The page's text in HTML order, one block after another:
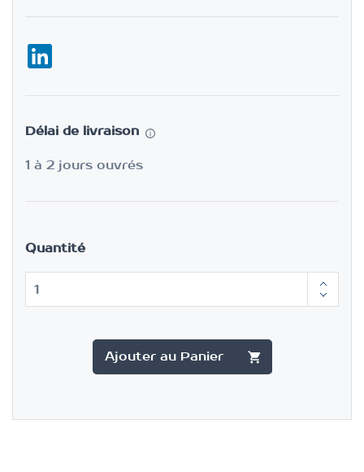
Délai de livraison
1 à 2 jours ouvrés
Quantité
Ajouter au Panier